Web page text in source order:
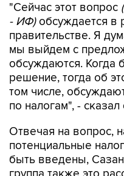
"Сейчас этот вопрос
- ИФ)обсуждается в
правительстве. Я
мы выйдем с
обсуждаются. Когда
решение, тогда об
том числе,
по налогам", - сказал
Отвечая на вопрос,
потенциальные
быть введены,